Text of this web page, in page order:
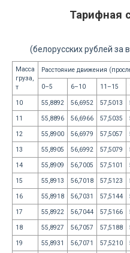
Тарифная
(белорусских рублей за
Масса
груза,
т
Расстояние движения
0–5 6–10 11–15
10 55,8892 56,6952 57,5013
11
55,8896 56,6966 57,5035
12
55,8900 56,6979 57,5057
13
55,8905 56,6992 57,5079
14
55,8909 56,7005 57,5101
15
55,8913 56,7018 57,5123
16
55,8918 56,7031 57,5144
17
55,8922 56,7044 57,5166
18
55,8927 56,7057 57,5188
19
55,8931 56,7071 57,5210